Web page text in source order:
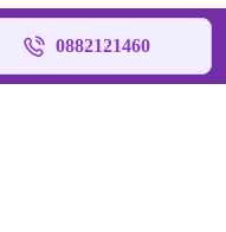
0882121460